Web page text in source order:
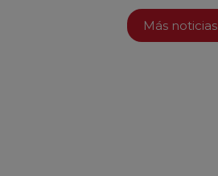
Más noticias